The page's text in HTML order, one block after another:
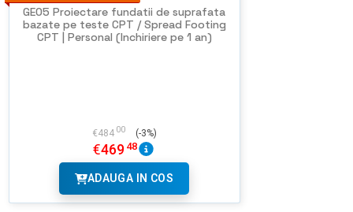
GEO5 Proiectare fundatii de suprafata
bazate pe teste CPT / Spread Footing
CPT | Personal (Inchiriere pe 1 an)
€484 00 (-3%)
€469 48
ADAUGA IN COS